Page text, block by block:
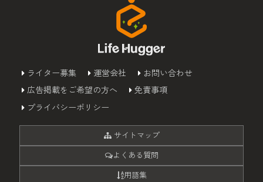
ライター募集 運営会社
お問い合わせ
広告掲載をご希望の方へ
免責事項
プライバシーポリシー
サイトマップ
よくある質問
用語集